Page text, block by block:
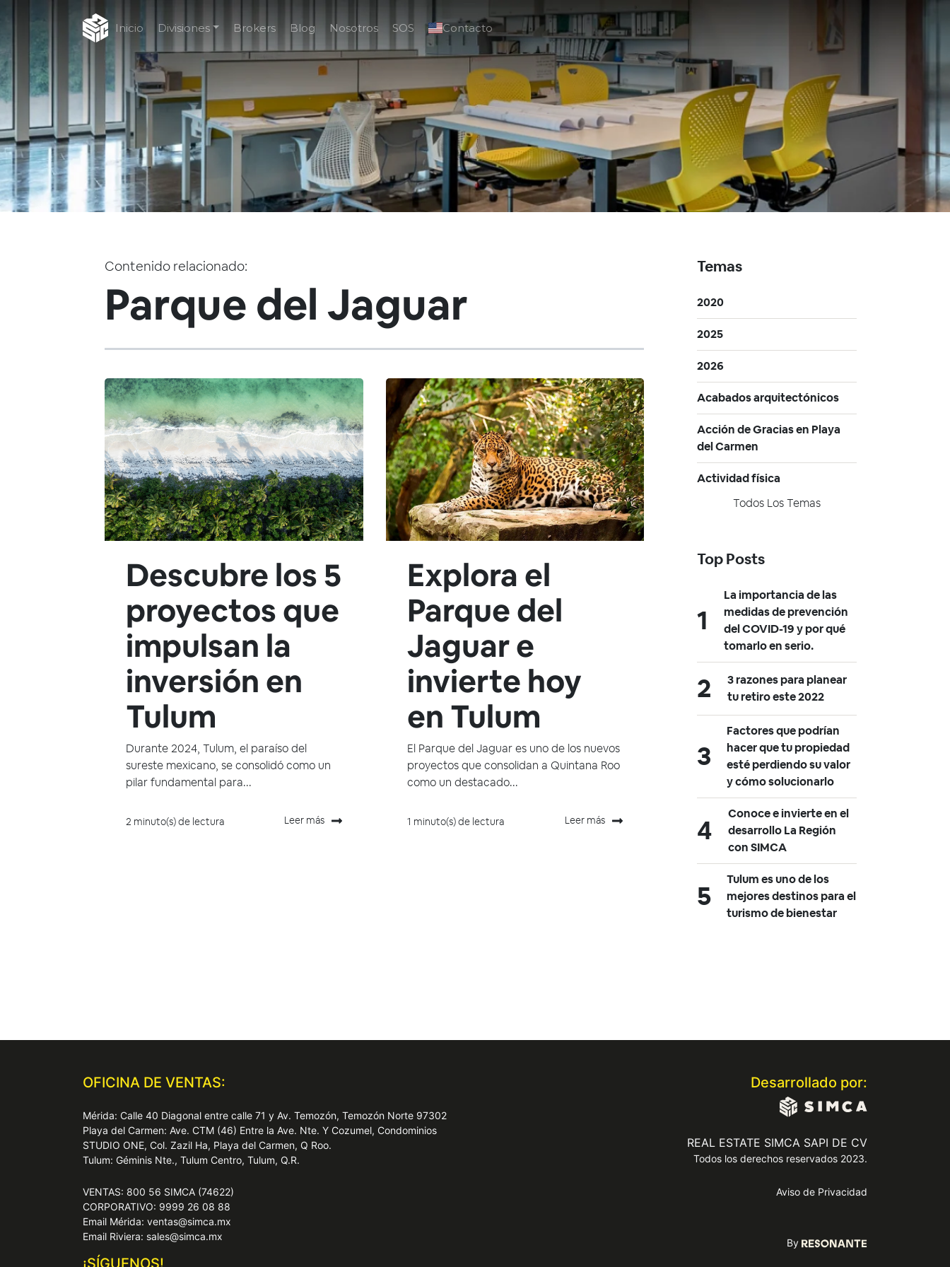
Inicio Divisiones Brokers Blog Nosotros SOS Contacto
Contenido relacionado:
Parque del Jaguar
Descubre los 5
proyectos que
impulsan la
inversión en
Tulum
Durante 2024, Tulum, el paraíso del
sureste mexicano, se consolidó como un
pilar fundamental para...
2 minuto(s) de lectura Leer más
Explora el
Parque del
Jaguar e
invierte hoy
en Tulum
El Parque del Jaguar es uno de los nuevos
proyectos que consolidan a Quintana Roo
como un destacado...
1 minuto(s) de lectura Leer más
Temas
2020
2025
2026
Acabados arquitectónicos
Acción de Gracias en Playa
del Carmen
Actividad física
Todos Los Temas
Top Posts
La importancia de las
medidas de prevención
del COVID-19 y por qué
tomarlo en serio.
3 razones para planear
tu retiro este 2022
Factores que podrían
hacer que tu propiedad
esté perdiendo su valor
y cómo solucionarlo
Conoce e invierte en el
desarrollo La Región
con SIMCA
Tulum es uno de los
mejores destinos para el
turismo de bienestar
OFICINA DE VENTAS:
Mérida: Calle 40 Diagonal entre calle 71 y Av. Temozón, Temozón Norte 97302
Playa del Carmen: Ave. CTM (46) Entre la Ave. Nte. Y Cozumel, Condominios
STUDIO ONE, Col. Zazil Ha, Playa del Carmen, Q Roo.
Tulum: Géminis Nte., Tulum Centro, Tulum, Q.R.
VENTAS: 800 56 SIMCA (74622)
CORPORATIVO: 9999 26 08 88
Email Mérida: ventas@simca.mx
Email Riviera: sales@simca.mx
¡SÍGUENOS!
Desarrollado por:
REAL ESTATE SIMCA SAPI DE CV
Todos los derechos reservados 2023.
Aviso de Privacidad
By